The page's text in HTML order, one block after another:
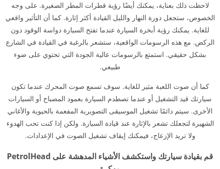
لاحظت ذلك بعناية، يمكنك أيضًا رؤية قطرات المطر الصغيرة. على وجه
الخصوص، ستجعل دورة النهار والليل القيادة أكثر إثارة. كما أن التأثير واقعي
للغاية. يمكنك رؤية أبخرة السيارة عندما تفتح السيارة دواسة الوقود دون
الركض. مع هذه الرسومات الواقعية، ستشعر بالرغبة في القيادة في الشارع
بشكل حقيقي. استمتع بالرسومات عالية الجودة التي تحتوي على ضوء
طبيعي.
كما أن صوت اللعبة مثير للغاية. سوف تسمع صوت المحرك عندما تكون
سيارتك قيد التشغيل أو عندما تصطدم السيارة بعمود المصباح أو السيارات
الأخرى. سيتم دائمًا تشغيل الموسيقى التصويرية المفعمة بالحيوية والأغاني
الشهيرة لتجعلك تشعر بالإثارة عند قيادة السيارة. ولكن إذا كنت تحب الهدوء
ولا تريد الإزعاج، فيمكنك إيقاف تشغيل الصوت في الإعدادات.
قم بقيادة سيارتك واستكشف الأشياء المدهشة على PetrolHead